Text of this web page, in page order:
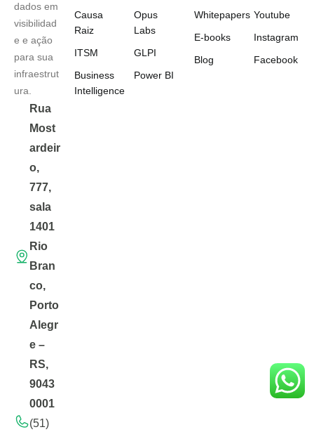
dados em
visibilidad
e e ação
para sua
infraestrut
ura.
Rua
Most
ardeir
o,
777,
sala
1401
Rio
Bran
co,
Porto
Alegr
e –
RS,
9043
0001
(51)
Causa
Raiz
ITSM
Business
Intelligence
Opus
Labs
GLPI
Power BI
Whitepapers
E-books
Blog
Youtube
Instagram
Facebook